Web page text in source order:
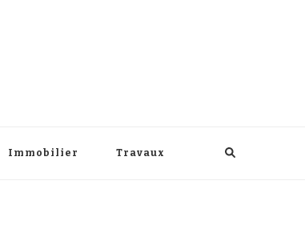
Immobilier Travaux